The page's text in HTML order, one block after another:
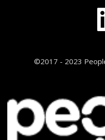
©2017 - 2023